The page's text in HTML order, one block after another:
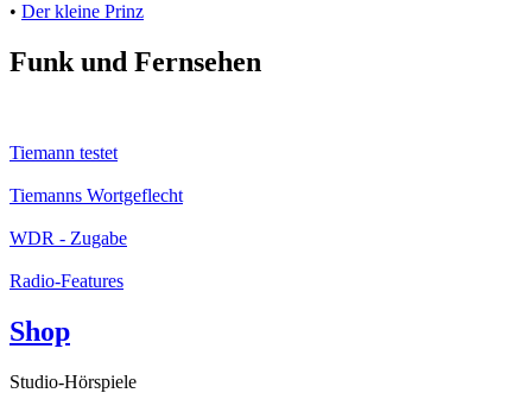
• Der kleine Prinz
Funk und Fernsehen
Tiemann testet
Tiemanns Wortgeflecht
WDR - Zugabe
Radio-Features
Shop
Studio-Hörspiele